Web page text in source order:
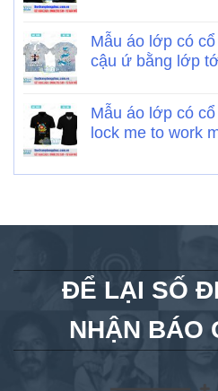
Mẫu áo lớp có
cậu ứ bằng lớp
Mẫu áo lớp có
lock me to work
ĐỂ LẠI SỐ
NHẬN BÁO